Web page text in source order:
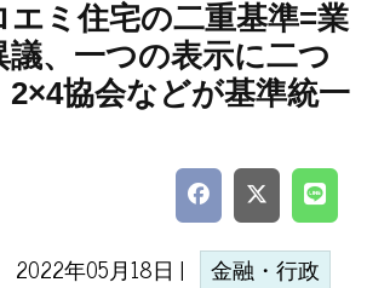
エミ住宅の二重基準=業
議、一つの表示に二つ
2×4協会などが基準統一
2022年05月18日 | 金融・行政